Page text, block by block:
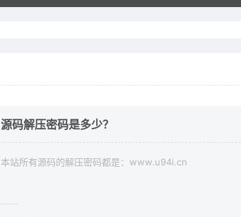
源码解压密码是多少？
本站所有源码的解压密码都是：www.u94i.cn